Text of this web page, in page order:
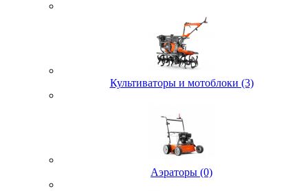
Культиваторы и мотоблоки (3)
Аэраторы (0)